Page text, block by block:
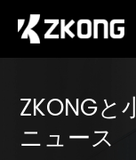
ZKONGと
ニュース